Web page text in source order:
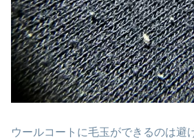
ウールコートに毛玉ができるのは避